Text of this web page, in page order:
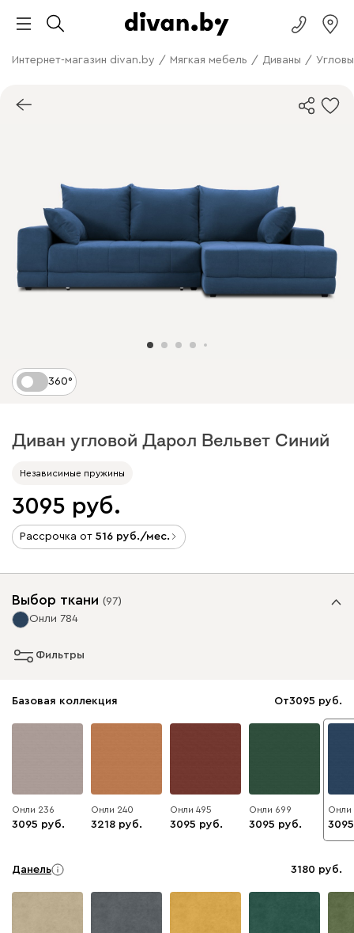
Интернет-магазин divan.by / Мягкая мебель / Диваны /
360°
Диван угловой Дарол Вельвет Синий
Независимые пружины
3095
Рассрочка от 516 /мес.
Выбор ткани (97)
Онли 784
Фильтры
Базовая коллекция От3095
Онли 236
3095
Онли 240
3218
Онли 495
3095
Онли 699
3095
Онли
3095
Данель 3180